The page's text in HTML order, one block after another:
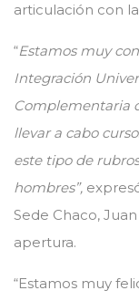
articulación con la
“Estamos muy
Integración
Complementaria
llevar a cabo
este tipo de
hombres”,
Sede Chaco,
apertura.
“Estamos muy